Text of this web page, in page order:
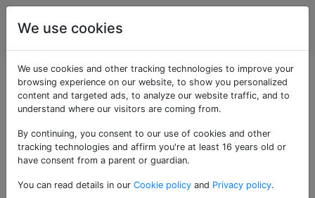
Conception
graphique
Questions marquées
«cmyk»
Questions sur CMYK; abréviation de cyan, magenta,
couleur utilisés pour la visualisation des couleurs dans
We use cookies
We use cookies and other tracking technologies to improve your
browsing experience on our website, to show you personalized
content and targeted ads, to analyze our website traffic, and to
understand where our visitors are coming from.
By continuing, you consent to our use of cookies and other
tracking technologies and affirm you're at least 16 years old or
have consent from a parent or guardian.
You can read details in our Cookie policy and Privacy policy.